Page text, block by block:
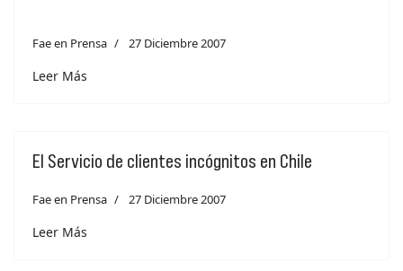
Fae en Prensa 27 Diciembre 2007
Leer Más
El Servicio de clientes incógnitos en Chile
Fae en Prensa 27 Diciembre 2007
Leer Más